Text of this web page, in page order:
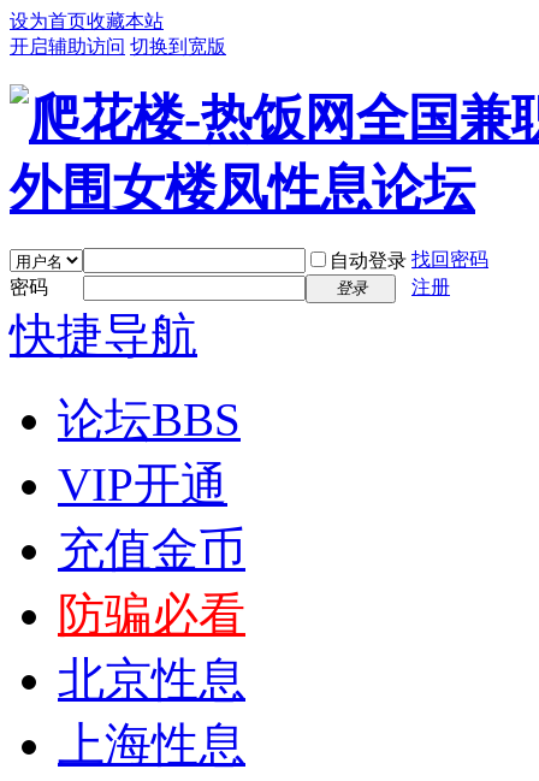
设为首页收藏本站
开启辅助访问 切换到宽版
自动登录 找回密码
密码
登录 注册
快捷导航
论坛BBS
VIP开通
充值金币
防骗必看
北京性息
上海性息